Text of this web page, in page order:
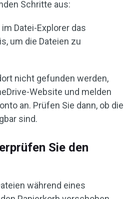
Schritte aus:
Datei-Explorer das
um die Dateien zu
nicht gefunden werden,
Website und melden
an. Prüfen Sie dann, ob die
sind.
Sie den
während eines